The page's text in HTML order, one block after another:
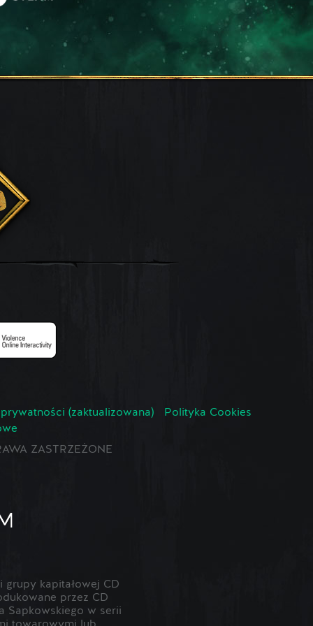
(zaktualizowana)
Polityka Cookies
ZASTRZEŻONE
kapitałowej CD
przez CD
Sapkowskiego w serii